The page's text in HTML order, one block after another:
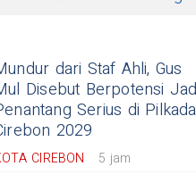
dari Staf Ahli, Gus
Disebut Berpotensi
Serius di Pilkada
2029
CIREBON 5 jam